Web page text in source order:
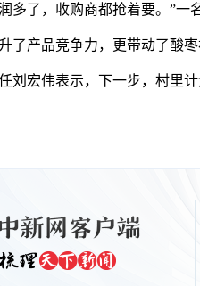
多了，收购商都抢着要。”一
品竞争力，更带动了酸枣
宏伟表示，下一步，村里计